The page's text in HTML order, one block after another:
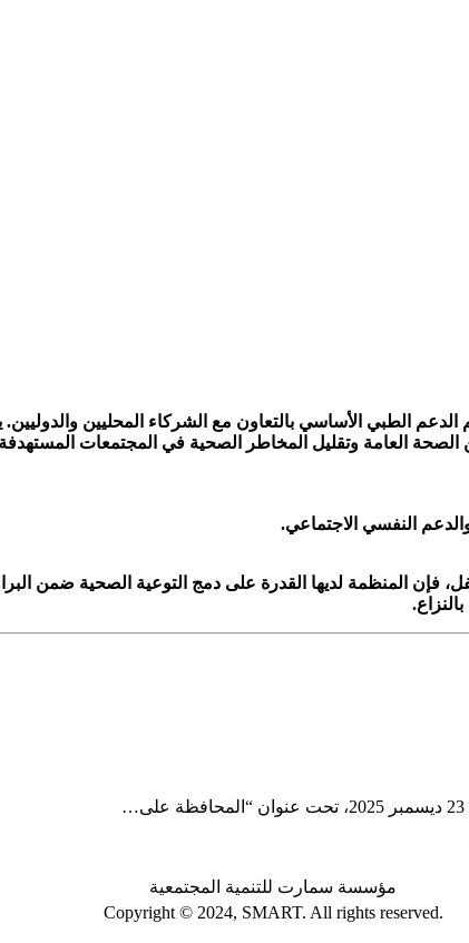
الطبي الأساسي بالتعاون مع الشركاء المحليين
العامة وتقليل المخاطر الصحية في المجتمعات المستهدفة
النفسي الاجتماعي.
فإن المنظمة لديها القدرة على دمج التوعية الصحية ضمن
.
مؤسسة سمارت للتنمية المجتمعية
Copyright © 2024, SMART. All rights reserved.